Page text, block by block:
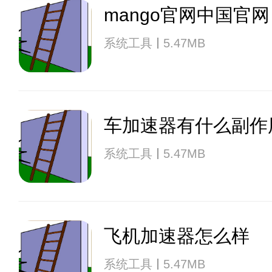
mango官网中国官网
系统工具 5.47MB
车加速器有什么副作
系统工具 5.47MB
飞机加速器怎么样
系统工具 5.47MB